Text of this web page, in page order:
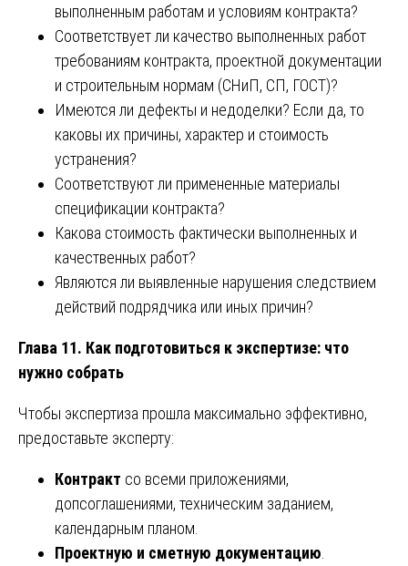
выполненным работам и условиям контракта?
Соответствует ли качество выполненных работ
требованиям контракта, проектной документации
и строительным нормам (СНиП, СП, ГОСТ)?
Имеются ли дефекты и недоделки? Если да, то
каковы их причины, характер и стоимость
устранения?
Соответствуют ли примененные материалы
спецификации контракта?
Какова стоимость фактически выполненных и
качественных работ?
Являются ли выявленные нарушения следствием
действий подрядчика или иных причин?
Глава 11. Как подготовиться к экспертизе: что
нужно собрать
Чтобы экспертиза прошла максимально эффективно,
предоставьте эксперту:
Контракт со всеми приложениями,
допсоглашениями, техническим заданием,
календарным планом.
Проектную и сметную документацию